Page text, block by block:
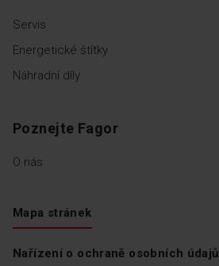
Servis
Energetické štítky
Náhradní díly
Poznejte Fagor
O nás
Mapa stránek
Nařízení o ochraně osobních údajů